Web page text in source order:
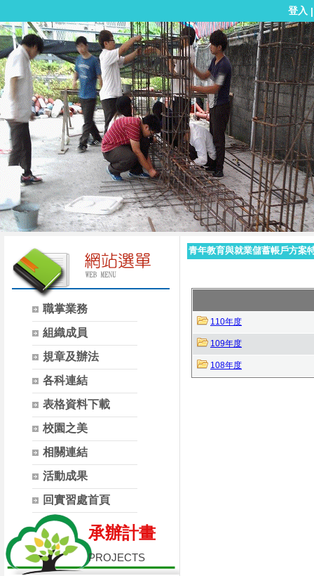
登入
職掌業務
組織成員
規章及辦法
各科連結
表格資料下載
校園之美
相關連結
活動成果
回實習處首頁
承辦計畫
PROJECTS
青年教育與就業儲蓄帳戶方案
110年度
109年度
108年度